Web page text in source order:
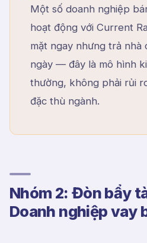
Một số doanh nghiệp
hoạt động với Current
mặt ngay nhưng trả nhà
ngày — đây là mô hình
thường, không phải rủi
đặc thù ngành.
Nhóm 2: Đòn bẩy
Doanh nghiệp vay